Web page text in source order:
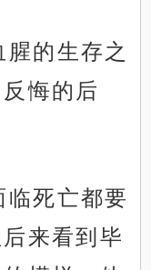
的生存之
悔的后
临死亡都要
来看到毕